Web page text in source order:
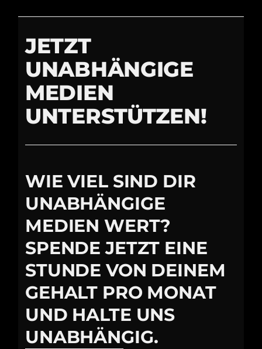
JETZT
UNABHÄNGIGE
MEDIEN
UNTERSTÜTZEN!
WIE VIEL SIND DIR
UNABHÄNGIGE
MEDIEN WERT?
SPENDE JETZT EINE
STUNDE VON DEINEM
GEHALT PRO MONAT
UND HALTE UNS
UNABHÄNGIG.